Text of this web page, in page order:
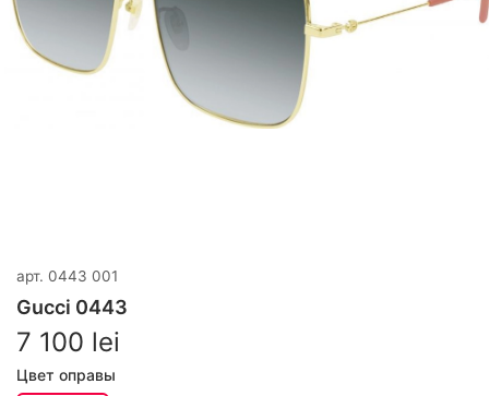
арт. 0443 001
Gucci 0443
7 100 lei
Цвет оправы